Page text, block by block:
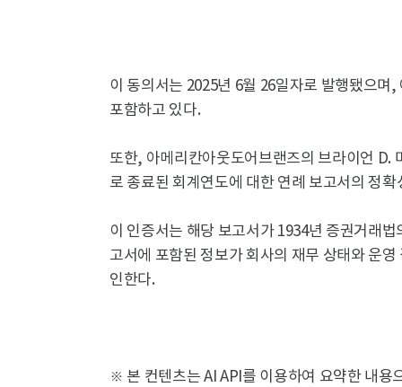
이 동의서는 2025년 6월 26일자로 발행됐으
포함하고 있다.
또한, 아메리칸아웃도어브랜즈의 브라이언 D.
로 종료된 회계연도에 대한 연례 보고서의 정
이 인증서는 해당 보고서가 1934년 증권거래
고서에 포함된 정보가 회사의 재무 상태와 운
인한다.
※ 본 컨텐츠는 AI API를 이용하여 요약한 내용